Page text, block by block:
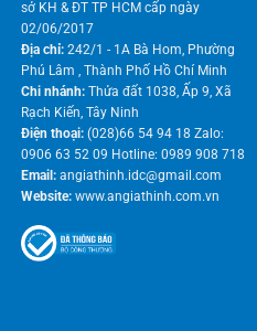
sở KH & ĐT TP HCM cấp ngày
02/06/2017
Địa chỉ:242/1 - 1A Bà Hom, Phường
Phú Lâm , Thành Phố Hồ Chí Minh
Chi nhánh: Thửa đất 1038, Ấp 9, Xã
Rạch Kiến, Tây Ninh
Điện thoại:(028)66 54 94 18 Zalo:
0906 63 52 09 Hotline: 0989 908 718
Email:angiathinh.idc@gmail.com
Website:www.angiathinh.com.vn